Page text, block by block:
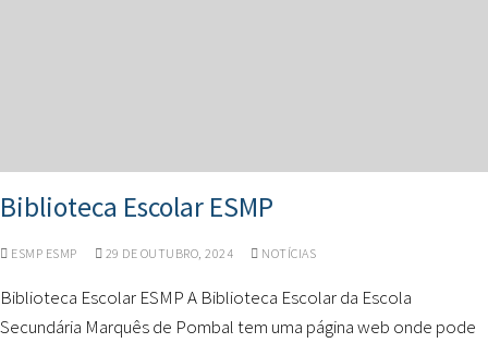
Biblioteca Escolar ESMP
ESMP ESMP 29 DE OUTUBRO, 2024 NOTÍCIAS
Biblioteca Escolar ESMP A Biblioteca Escolar da Escola
Secundária Marquês de Pombal tem uma página web onde pode